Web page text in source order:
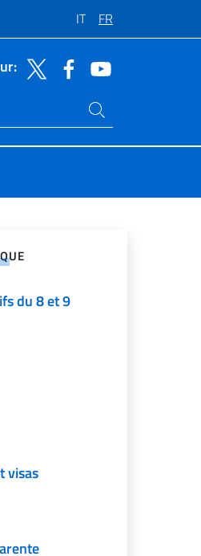
IT FR
live
du 8 et 9
visas